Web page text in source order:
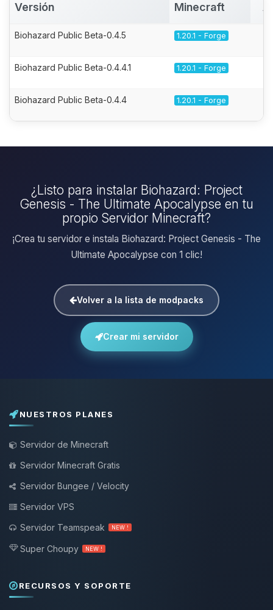
Versión Minecraft
Biohazard Public Beta-0.4.5 1.20.1 - Forge
Biohazard Public Beta-0.4.4.1 1.20.1 - Forge
Biohazard Public Beta-0.4.4 1.20.1 - Forge
¿Listo para instalar Biohazard: Project
Genesis - The Ultimate Apocalypse en tu
propio Servidor Minecraft?
¡Crea tu servidor e instala Biohazard: Project Genesis - The
Ultimate Apocalypse con 1 clic!
Volver a la lista de modpacks
Crear mi servidor
NUESTROS PLANES
Servidor de Minecraft
Servidor Minecraft Gratis
Servidor Bungee / Velocity
Servidor VPS
Servidor Teamspeak
NEW !
Super Choupy NEW !
RECURSOS Y SOPORTE